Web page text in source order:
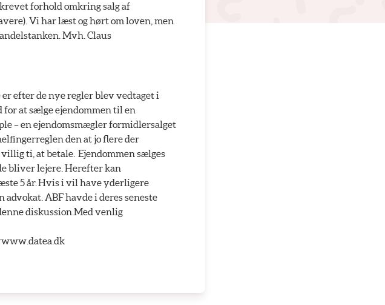
forhold omkring salg af
Vi har læst og hørt om loven, men
Mvh. Claus
efter de nye regler blev vedtaget i
at sælge ejendommen til en
– en ejendomsmægler formidlersalget
den at jo flere der
ti, at betale. Ejendommen sælges
bliver lejere. Herefter kan
5 år. Hvis i vil have yderligere
ABF havde i deres seneste
diskussion.Med venlig